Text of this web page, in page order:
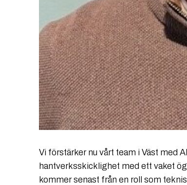
Vi förstärker nu vårt team i Väst med
hantverksskicklighet med ett vaket
kommer senast från en roll som